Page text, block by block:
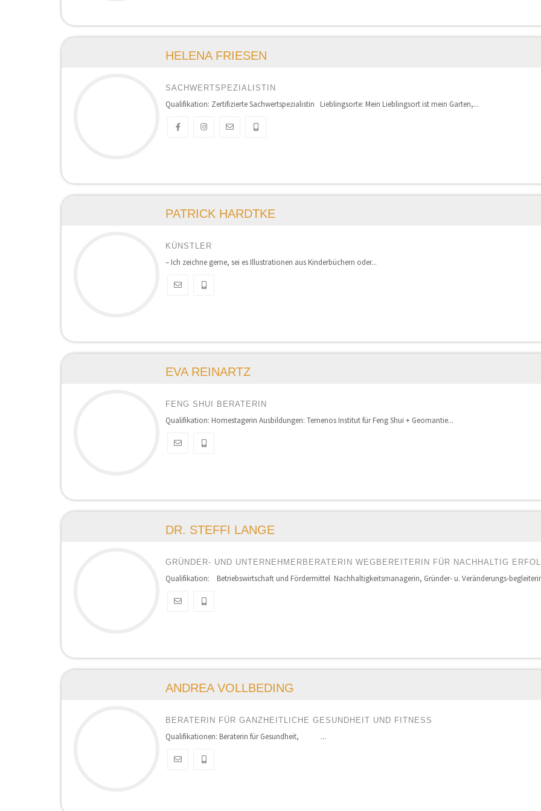
HELENA FRIESEN
SACHWERTSPEZIALISTIN
Qualifikation: Zertifizierte Sachwertspezialistin Lieblingsorte: Mein Lieblingsort ist mein Garten,...
PATRICK HARDTKE
KÜNSTLER
– Ich zeichne gerne, sei es Illustrationen aus Kinderbüchern oder...
EVA REINARTZ
FENG SHUI BERATERIN
Qualifikation: Homestagerin Ausbildungen: Temenos Institut für Feng Shui + Geomantie...
DR. STEFFI LANGE
GRÜNDER- UND UNTERNEHMERBERATERIN WEGBEREITERIN FÜR NACHHALTIG
Qualifikation: Betriebswirtschaft und Fördermittel Nachhaltigkeitsmanagerin, Gründer- u. Veränderungs-
ANDREA VOLLBEDING
BERATERIN FÜR GANZHEITLICHE GESUNDHEIT UND FITNESS
Qualifikationen: Beraterin für Gesundheit, ...